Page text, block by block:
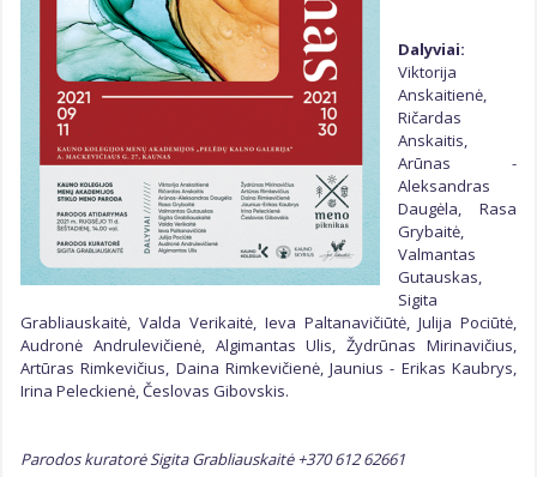
Dalyviai:
Viktorija
Anskaitienė,
Ričardas
Anskaitis,
Arūnas -
Aleksandras
Daugėla, Rasa
Grybaitė,
Valmantas
Gutauskas,
Sigita
Grabliauskaitė, Valda Verikaitė, Ieva Paltanavičiūtė, Julija Pociūtė,
Audronė Andrulevičienė, Algimantas Ulis, Žydrūnas Mirinavičius,
Artūras Rimkevičius, Daina Rimkevičienė, Jaunius - Erikas Kaubrys,
Irina Peleckienė, Česlovas Gibovskis.
Parodos kuratorė Sigita Grabliauskaitė +370 612 62661